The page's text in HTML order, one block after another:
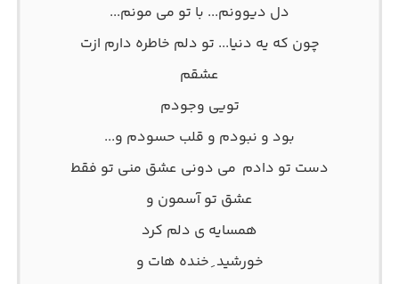
دل دیوونم... با تو می مونم...
چون که یه دنیا... تو دلم خاطره دارم ازت
عشقم
تویی وجودم
بود و نبودم و قلب حسودم و...
دست تو دادم می دونی عشق منی تو فقط
عشق تو آسمون و
همسایه ی دلم کرد
خورشید ِ خنده هات و